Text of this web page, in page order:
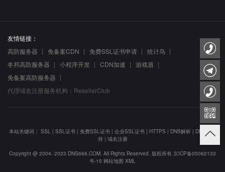
友情链接：
高防服务器
免备案CDN 免费SSL证书申请
统计鸟
冬邦高防服务器
小程序开发 CDN加速
游戏盾
免备案高防服务器
代理域名注册服务机构：ResellerClub
本站关键词： SSL | SSL证书 | 免费SSL证书 | 企业SSL证书 | HTTPS | DNS解析 | DNS防劫
持| 域名注册
Copyright @ 2004- 2023 DNS666.COM. All Rights Reserved. 版权所有 京ICP备05062133
号-15 网站地图 XML